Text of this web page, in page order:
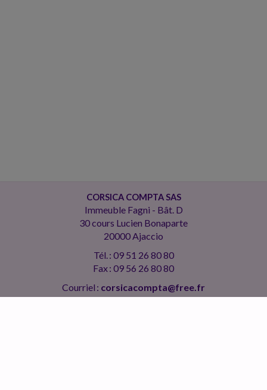
CORSICA COMPTA SAS
Immeuble Fagni - Bât. D
30 cours Lucien Bonaparte
20000 Ajaccio
Tél. : 09 51 26 80 80
Fax : 09 56 26 80 80
Courriel : corsicacompta@free.fr